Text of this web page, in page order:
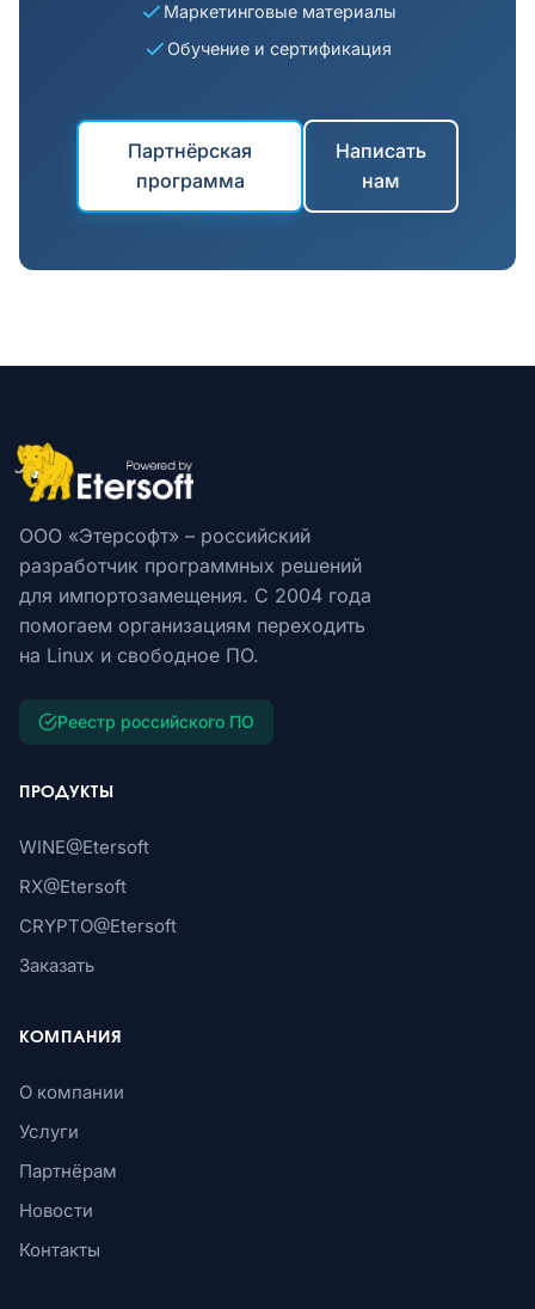
Маркетинговые материалы
Обучение и сертификация
Партнёрская
программа
Написать
нам
ООО «Этерсофт» – российский
разработчик программных решений
для импортозамещения. С 2004 года
помогаем организациям переходить
на Linux и свободное ПО.
Реестр российского ПО
ПРОДУКТЫ
WINE@Etersoft
RX@Etersoft
CRYPTO@Etersoft
Заказать
КОМПАНИЯ
О компании
Услуги
Партнёрам
Новости
Контакты